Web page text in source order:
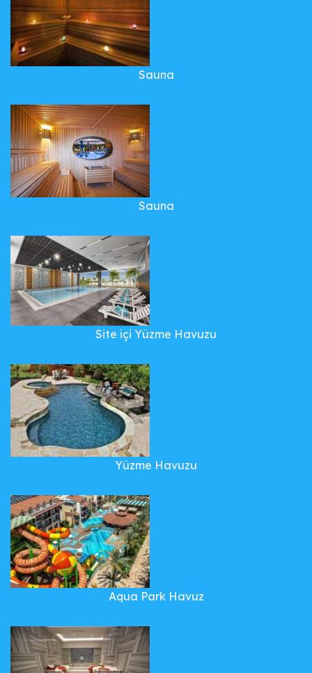
Sauna
Sauna
Site içi Yüzme Havuzu
Yüzme Havuzu
Aqua Park Havuz